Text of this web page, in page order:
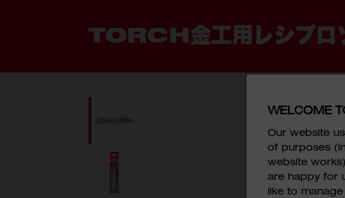
TORCH金工用レシプ
WELCOME
Our website
of purposes
website
are happy for
like to